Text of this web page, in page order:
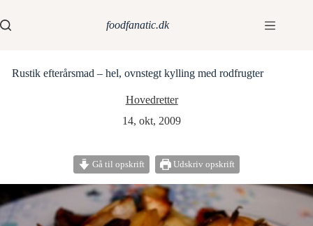
foodfanatic.dk
Rustik efterårsmad – hel, ovnstegt kylling med rodfrugter
Hovedretter
14, okt, 2009
Gå til opskrift Udskriv opskrift